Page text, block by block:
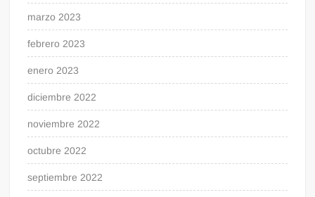
marzo 2023
febrero 2023
enero 2023
diciembre 2022
noviembre 2022
octubre 2022
septiembre 2022